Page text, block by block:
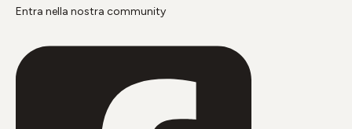
Entra nella nostra community